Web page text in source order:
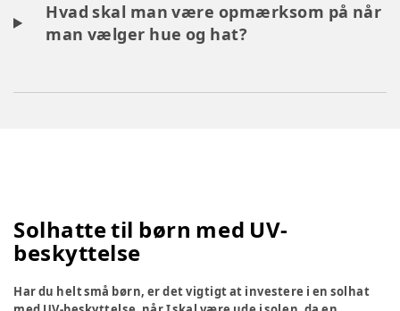
Hvad skal man være opmærksom på når
man vælger hue og hat?
Solhatte til børn med UV-
beskyttelse
Har du helt små børn, er det vigtigt at investere i en solhat